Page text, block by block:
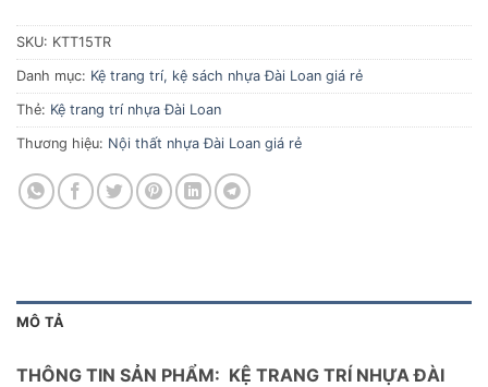
SKU: KTT15TR
Danh mục: Kệ trang trí, kệ sách nhựa Đài Loan giá rẻ
Thẻ: Kệ trang trí nhựa Đài Loan
Thương hiệu: Nội thất nhựa Đài Loan giá rẻ
MÔ TẢ
THÔNG TIN SẢN PHẨM: KỆ TRANG TRÍ NHỰA ĐÀI